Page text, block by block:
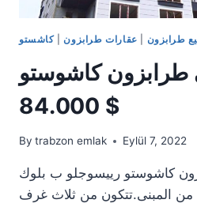
طرابزون عقارات طرابزون|كاشستو
طرابزون كاشوستو
84.000 $
By trabzon emlak Eylül 7, 2022
كاشوستو رييسوجلو ب بلوك
من المبنى.تتكون من ثلاث غرف